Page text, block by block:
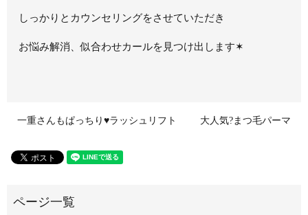
しっかりとカウンセリングをさせていただき
お悩み解消、似合わせカールを見つけ出します✶
一重さんもぱっちり♥ラッシュリフト 大人気?まつ毛パーマ